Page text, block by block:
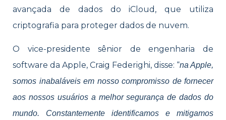
avançada de dados do iCloud, que utiliza
criptografia para proteger dados de nuvem.
O vice-presidente sênior de engenharia de
software da Apple, Craig Federighi, disse: “na Apple,
somos inabaláveis ​​em nosso compromisso de fornecer
aos nossos usuários a melhor segurança de dados do
mundo. Constantemente identificamos e mitigamos